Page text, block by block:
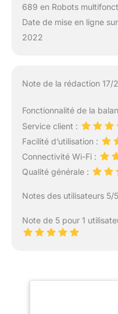
689 en Robots
Date de mise en ligne
2022
Note de la rédaction 17/
Fonctionnalité de la
Service client :
Facilité d’utilisation :
Connectivité Wi-Fi :
Qualité générale :
Notes des utilisateurs 5/5
Note de 5 pour 1